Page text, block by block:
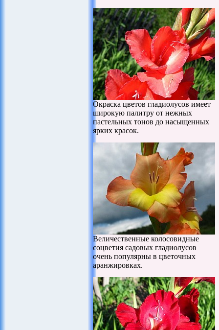
Окраска цветов гладиолусов имеет
широкую палитру от нежных
пастельных тонов до насыщенных
ярких красок.
Величественные колосовидные
соцветия садовых гладиолусов
очень популярны в цветочных
аранжировках.